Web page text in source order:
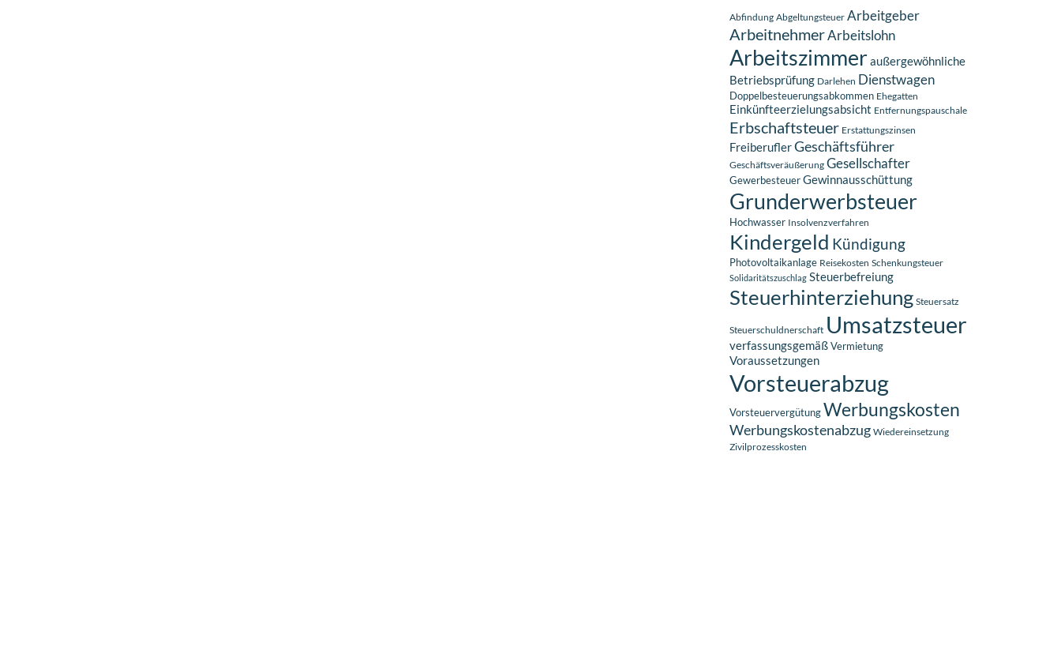
Abfindung Abgeltungsteuer Arbeitgeber
ArbeitnehmerArbeitslohn
Arbeitszimmeraußergewöhnliche
Betriebsprüfung Darlehen Dienstwagen
Doppelbesteuerungsabkommen Ehegatten
Einkünfteerzielungsabsicht Entfernungspauschale
Erbschaftsteuer Erstattungszinsen
FreiberuflerGeschäftsführer
Geschäftsveräußerung Gesellschafter
GewerbesteuerGewinnausschüttung
Grunderwerbsteuer
Hochwasser Insolvenzverfahren
Kindergeld Kündigung
Photovoltaikanlage Reisekosten Schenkungsteuer
Solidaritätszuschlag Steuerbefreiung
Steuerhinterziehung Steuersatz
Steuerschuldnerschaft Umsatzsteuer
verfassungsgemäßVermietung
Voraussetzungen
Vorsteuerabzug
VorsteuervergütungWerbungskosten
Werbungskostenabzug Wiedereinsetzung
Zivilprozesskosten